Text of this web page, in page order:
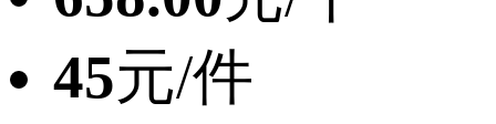
45元/件